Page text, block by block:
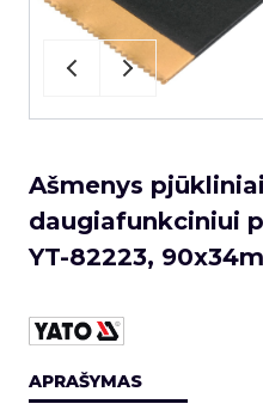
Ašmenys
daugiafunkciniui
YT-82223,
APRAŠYMAS